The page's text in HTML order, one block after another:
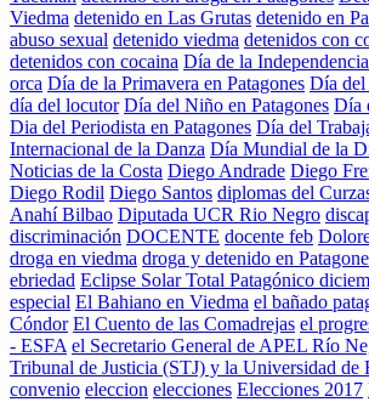
Viedma detenido en Las Grutas detenido en
abuso sexual detenido viedma detenidos con
detenidos con cocaina Día de la
orca Día de la Primavera en Patagones Día del
día del locutor Día del Niño en Patagones Día
Dia del Periodista en Patagones Día del
Internacional de la Danza Día Mundial de la
Noticias de la Costa Diego Andrade Diego
Diego Rodil Diego Santos diplomas del
Anahí Bilbao Diputada UCR Rio Negro
discriminación DOCENTE docente feb
droga en viedma droga y detenido en
ebriedad Eclipse Solar Total Patagónico
especial El Bahiano en Viedma el bañado
Cóndor El Cuento de las Comadrejas el
- ESFA el Secretario General de APEL Río
Tribunal de Justicia (STJ) y la Universidad de
convenio eleccion elecciones Elecciones 2017